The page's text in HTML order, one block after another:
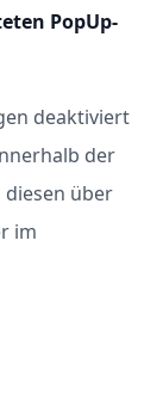
PopUp-
deaktiviert
der
über
im